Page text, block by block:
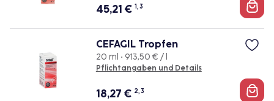
45,21 € 1, 3
CEFAGIL Tropfen
20 ml • 913,50 € / l
Pflichtangaben und Details
18,27 € 2, 3